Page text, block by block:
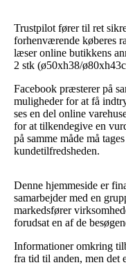
Trustpilot fører til ret
forhenværende køberes
læser online butikkens
2 stk (ø50xh38/
Facebook præsterer på
muligheder for at få
ses en del online
for at tilkendegive en
på samme måde må
kundetilfredsheden.
Denne hjemmeside er
samarbejder med en
markedsfører
forudsat en af de
Informationer omkring
fra tid til anden, men det